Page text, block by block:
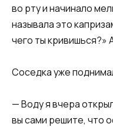
во рту и начинало
называла это
чего ты
Соседка уже
— Воду я вчера
вы сами решите, что